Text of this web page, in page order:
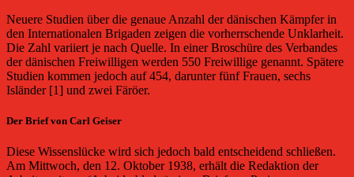
Neuere Studien über die genaue Anzahl der dänischen Kämpfer in
den Internationalen Brigaden zeigen die vorherrschende Unklarheit.
Die Zahl variiert je nach Quelle. In einer Broschüre des Verbandes
der dänischen Freiwilligen werden 550 Freiwillige genannt. Spätere
Studien kommen jedoch auf 454, darunter fünf Frauen, sechs
Isländer [1] und zwei Färöer.
Der Brief von Carl Geiser
Diese Wissenslücke wird sich jedoch bald entscheidend schließen.
Am Mittwoch, den 12. Oktober 1938, erhält die Redaktion der